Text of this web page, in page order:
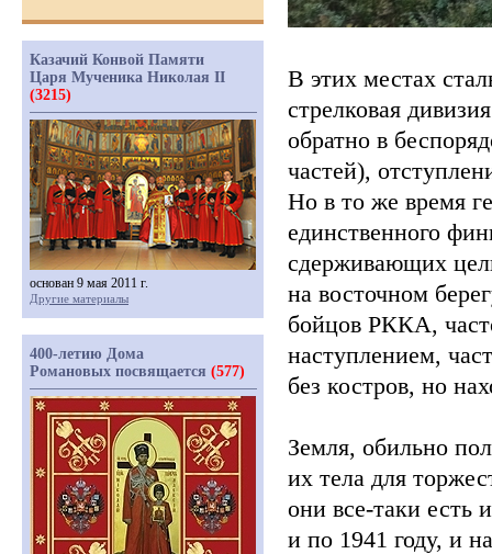
В этих местах
стрелковая
обратно в
частей),
Но в то же время
единственного
сдерживающих
на восточном
бойцов РККА,
наступлением,
без костров, но
Земля, обильно
их тела для
они все-таки есть
и по 1941 году, и
Казачий Конвой Памяти
Царя Мученика Николая II
(3215)
основан 9 мая 2011 г.
Другие материалы
400-летию Дома
Романовых посвящается (577)